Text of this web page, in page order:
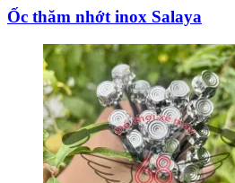
Ốc thăm nhớt inox Salaya